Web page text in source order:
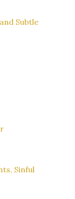
Subtle
Sinful